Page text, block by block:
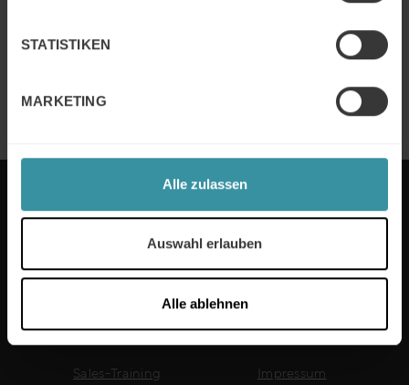
STATISTIKEN
MARKETING
Alle zulassen
Auswahl erlauben
Alle ablehnen
MERCURI INTERNATIONAL DEUTSCHLAND
Nützliche Links
Sales-Training Impressum